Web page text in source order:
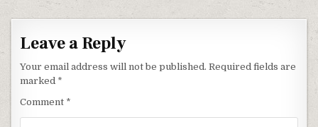
Leave a Reply
Your email address will not be published. Required fields are
marked *
Comment *